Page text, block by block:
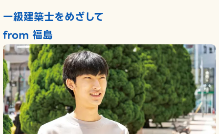
一級建築士をめざして
from 福島